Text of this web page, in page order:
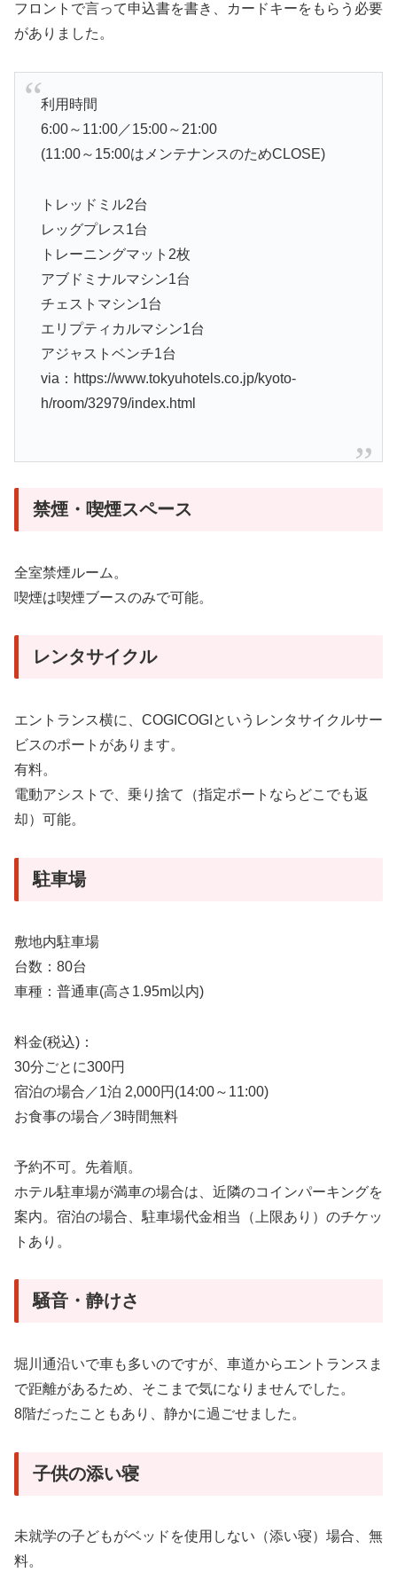
フロントで言って申込書を書き、カードキーをもらう必要
がありました。
利用時間
6:00～11:00／15:00～21:00
(11:00～15:00はメンテナンスのためCLOSE)
トレッドミル2台
レッグプレス1台
トレーニングマット2枚
アブドミナルマシン1台
チェストマシン1台
エリプティカルマシン1台
アジャストベンチ1台
via：https://www.tokyuhotels.co.jp/kyoto-
h/room/32979/index.html
禁煙・喫煙スペース
全室禁煙ルーム。
喫煙は喫煙ブースのみで可能。
レンタサイクル
エントランス横に、COGICOGIというレンタサイクルサー
ビスのポートがあります。
有料。
電動アシストで、乗り捨て（指定ポートならどこでも返
却）可能。
駐車場
敷地内駐車場
台数：80台
車種：普通車(高さ1.95m以内)
料金(税込)：
30分ごとに300円
宿泊の場合／1泊 2,000円(14:00～11:00)
お食事の場合／3時間無料
予約不可。先着順。
ホテル駐車場が満車の場合は、近隣のコインパーキングを
案内。宿泊の場合、駐車場代金相当（上限あり）のチケッ
トあり。
騒音・静けさ
堀川通沿いで車も多いのですが、車道からエントランスま
で距離があるため、そこまで気になりませんでした。
8階だったこともあり、静かに過ごせました。
子供の添い寝
未就学の子どもがベッドを使用しない（添い寝）場合、無
料。